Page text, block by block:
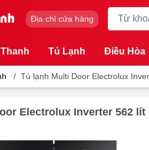
Địa chỉ cửa hàng
Tủ Lạnh Điều Hòa
/ Tủ lạnh Multi Door Electrolux
Electrolux Inverter 562 lít